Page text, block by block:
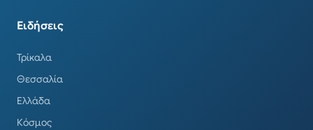
Ειδήσεις
Τρίκαλα
Θεσσαλία
Ελλάδα
Κόσμος